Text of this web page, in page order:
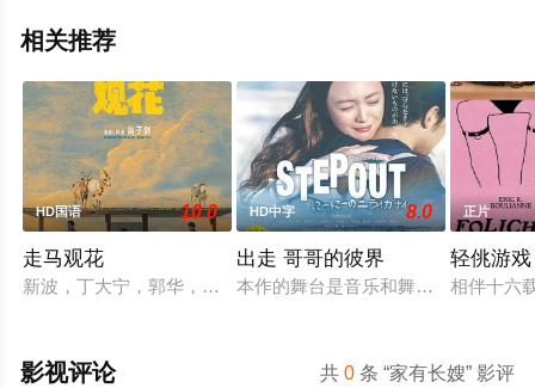
相关推荐
HD国语 10.0
走马观花
新波，丁大宁，郭华，程一木他们毕业于同一所大学。他们和很
HD中字 8.0
出走 哥哥的彼界
本作的舞台是音乐和舞蹈融入生活的
正片
轻佻游戏
相伴十六
共0 条 “家有长嫂” 影评
影视评论